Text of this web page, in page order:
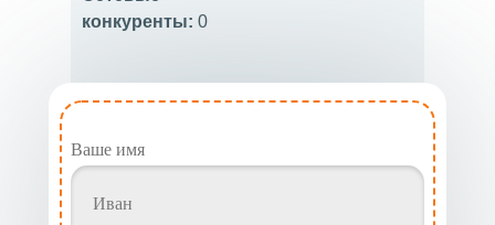
конкуренты: 0
Ваше имя